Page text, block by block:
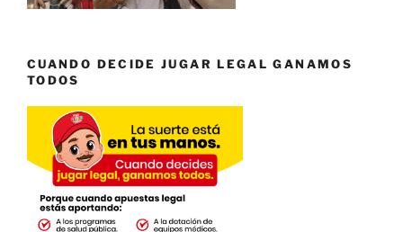
CUANDO DECIDE JUGAR LEGAL GANAMOS
TODOS